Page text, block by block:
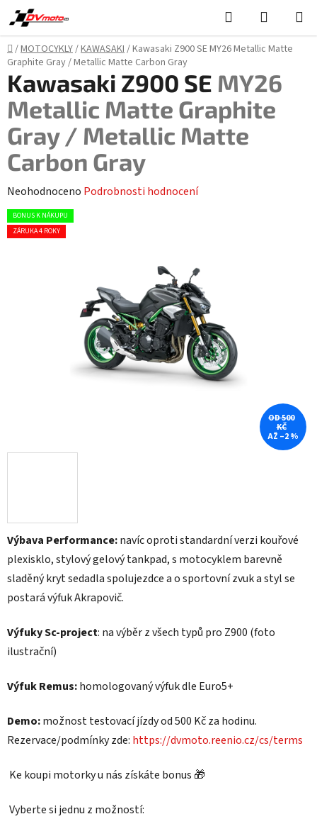
Přejít
na
obsah
Hledat
KOŠÍK
Domů
/MOTOCYKLY/KAWASAKI/Kawasaki Z900 SEMY26 Metallic Matte
Graphite Gray / Metallic Matte Carbon Gray
Výbava Performance:navíc oproti standardní verzi kouřové
plexisklo, stylový gelový tankpad, s motocyklem barevně
sladěný kryt sedadla spolujezdce a o sportovní zvuk a styl se
postará výfuk Akrapovič.
Výfuky Sc-project: na výběr z všech typů pro Z900 (foto
ilustrační)
Výfuk Remus:homologovaný výfuk dle Euro5+
Demo:možnost testovací jízdy od 500 Kč za hodinu.
Rezervace/podmínky zde: https://dvmoto.reenio.cz/cs/terms
Ke koupi motorky u nás získáte bonus 🎁
Vyberte si jednu z možností:
Kawasaki Z900 SE MY26
Metallic Matte Graphite
Gray / Metallic Matte
Carbon Gray
Průměrné
hodnocení
produktu
Neohodnoceno Podrobnosti hodnocení
BONUS K NÁKUPU
ZÁRUKA 4 ROKY
OD 500
KČ
AŽ –2 %